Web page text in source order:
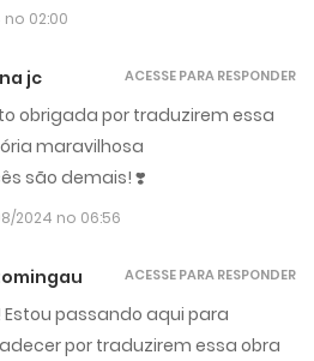
no 02:00
jc
obrigada por traduzirem essa
maravilhosa
são demais! ❣️
2024 no 06:56
ACESSE PARA RESPONDER
Estou passando aqui para
por traduzirem essa obra
ACESSE PARA RESPONDER